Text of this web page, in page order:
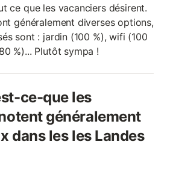
ce que les vacanciers désirent.
généralement diverses options,
sont : jardin (100 %), wifi (100
%)... Plutôt sympa !
ce-que les
généralement
dans les les Landes